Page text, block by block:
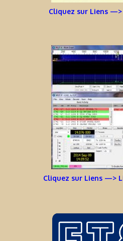
Cliquez sur Liens —>
Cliquez sur Liens —>